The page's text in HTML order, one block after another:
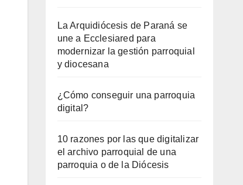
La Arquidiócesis de Paraná se
une a Ecclesiared para
modernizar la gestión parroquial
y diocesana
¿Cómo conseguir una parroquia
digital?
10 razones por las que digitalizar
el archivo parroquial de una
parroquia o de la Diócesis